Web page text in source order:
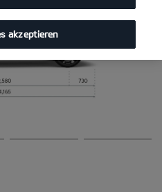
akzeptieren